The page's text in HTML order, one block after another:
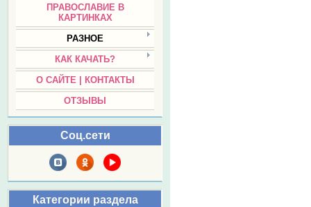
ПРАВОСЛАВИЕ В
КАРТИНКАХ
РАЗНОЕ
КАК КАЧАТЬ?
О САЙТЕ | КОНТАКТЫ
ОТЗЫВЫ
Соц.сети
Категории раздела